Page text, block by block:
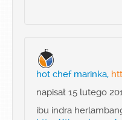
hot chef marinka,
napisał 15 lutego
ibu indra